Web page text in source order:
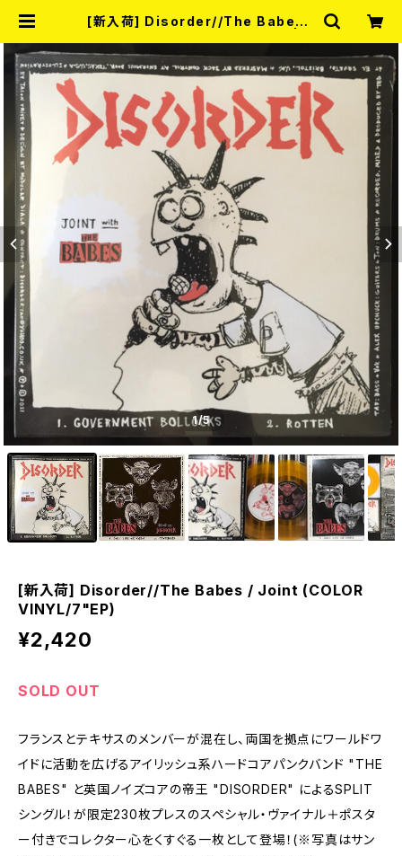
[新入荷] Disorder//The Babes /
1/5
[新入荷] Disorder//The Babes / Joint (COLOR
VINYL/7"EP)
¥2,420
SOLD OUT
フランスとテキサスのメンバーが混在し、両国を拠点にワールドワ
イドに活動を広げるアイリッシュ系ハードコアパンクバンド "THE
BABES" と英国ノイズコアの帝王 "DISORDER" によるSPLIT
シングル！が限定230枚プレスのスペシャル・ヴァイナル＋ポスタ
ー付きでコレクター心をくすぐる一枚として登場！(※写真はサン